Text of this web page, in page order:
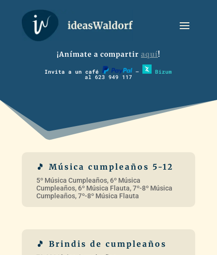
¡Anímate a compartir aquí!
Invita a un café – Bizum
al 623 949 117